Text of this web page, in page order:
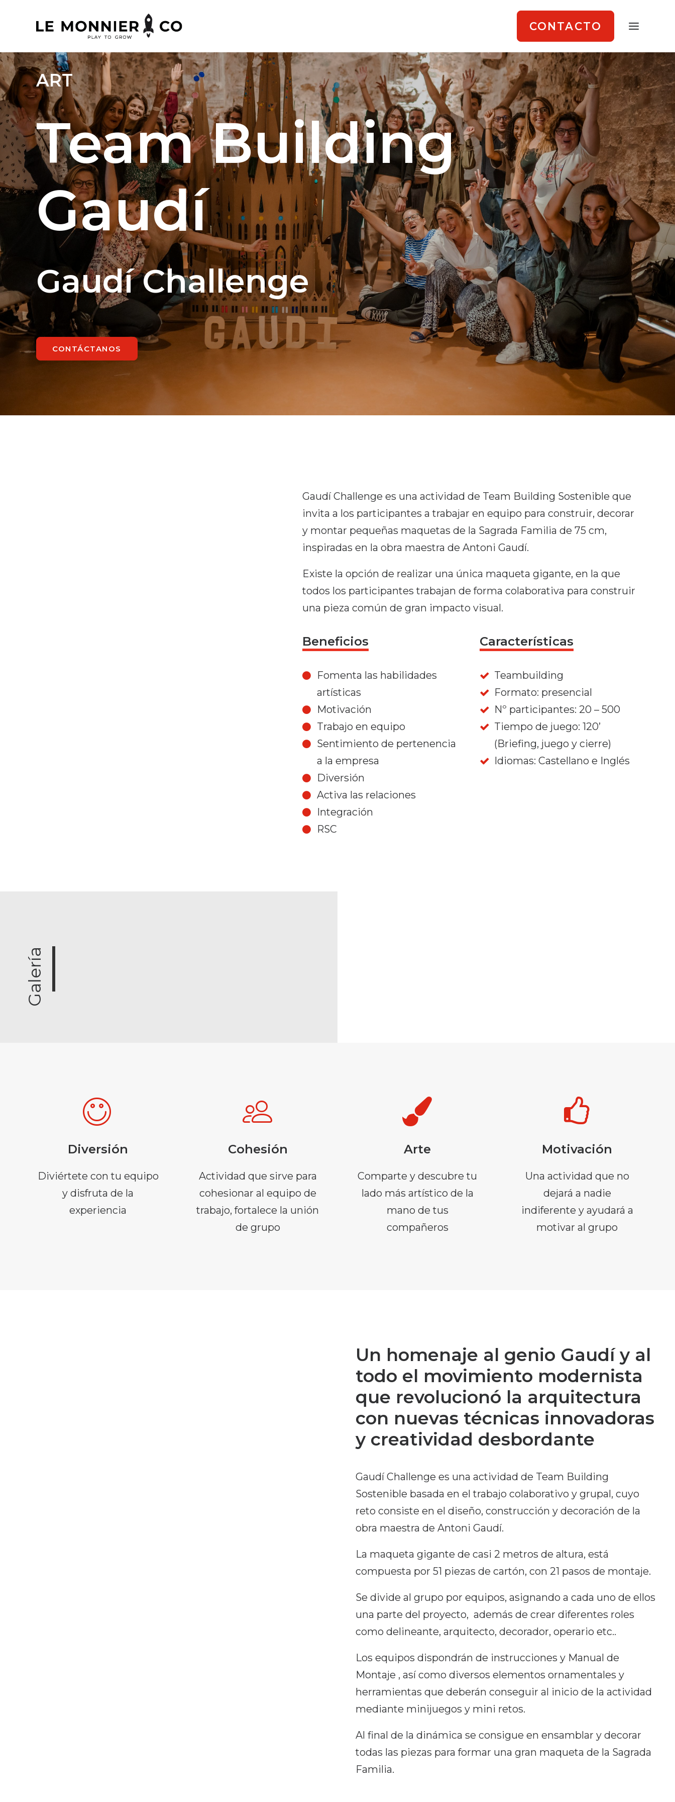
CONTACTO
ART
Team Building
Gaudí
Gaudí Challenge
CONTÁCTANOS
Gaudí Challenge es una actividad de Team Building Sostenible que
invita a los participantes a trabajar en equipo para construir, decorar
y montar pequeñas maquetas de la Sagrada Familia de 75 cm,
inspiradas en la obra maestra de Antoni Gaudí.
Existe la opción de realizar una única maqueta gigante, en la que
todos los participantes trabajan de forma colaborativa para construir
una pieza común de gran impacto visual.
Beneficios
Fomenta las habilidades
artísticas
Motivación
Trabajo en equipo
Sentimiento de pertenencia
a la empresa
Diversión
Activa las relaciones
Integración
RSC
Características
Teambuilding
Formato: presencial
Nº participantes: 20 – 500
Tiempo de juego: 120’
(Briefing, juego y cierre)
Idiomas: Castellano e Inglés
Galería
Diversión
Diviértete con tu equipo
y disfruta de la
experiencia
Cohesión
Actividad que sirve para
cohesionar al equipo de
trabajo, fortalece la unión
de grupo
Arte
Comparte y descubre tu
lado más artístico de la
mano de tus
compañeros
Motivación
Una actividad que no
dejará a nadie
indiferente y ayudará a
motivar al grupo
Un homenaje al genio Gaudí y al
todo el movimiento modernista
que revolucionó la arquitectura
con nuevas técnicas innovadoras
y creatividad desbordante
Gaudí Challenge es una actividad de Team Building
Sostenible basada en el trabajo colaborativo y grupal, cuyo
reto consiste en el diseño, construcción y decoración de la
obra maestra de Antoni Gaudí.
La maqueta gigante de casi 2 metros de altura, está
compuesta por 51 piezas de cartón, con 21 pasos de montaje.
Se divide al grupo por equipos, asignando a cada uno de ellos
una parte del proyecto, además de crear diferentes roles
como delineante, arquitecto, decorador, operario etc..
Los equipos dispondrán de instrucciones y Manual de
Montaje , así como diversos elementos ornamentales y
herramientas que deberán conseguir al inicio de la actividad
mediante minijuegos y mini retos.
Al final de la dinámica se consigue en ensamblar y decorar
todas las piezas para formar una gran maqueta de la Sagrada
Familia.